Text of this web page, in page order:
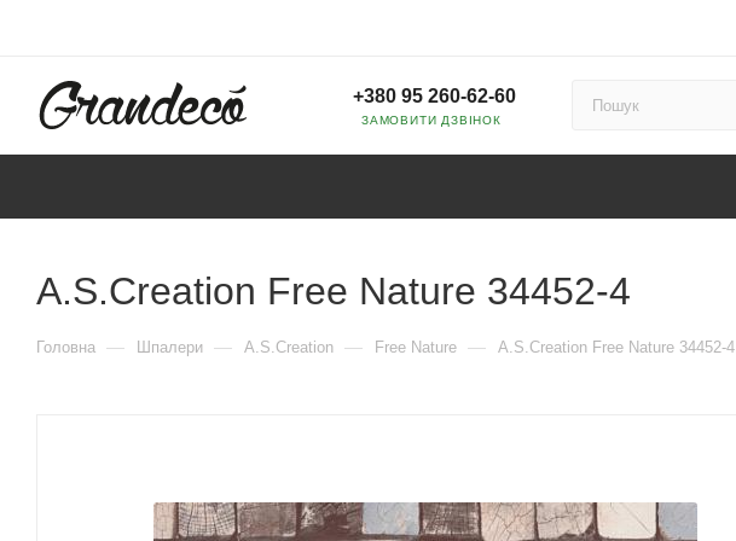
+380 95 260-62-60
ЗАМОВИТИ ДЗВІНОК
A.S.Creation Free Nature 34452-4
Головна — Шпалери — A.S.Creation — Free Nature — A.S.Creation Free Nature 34452-4